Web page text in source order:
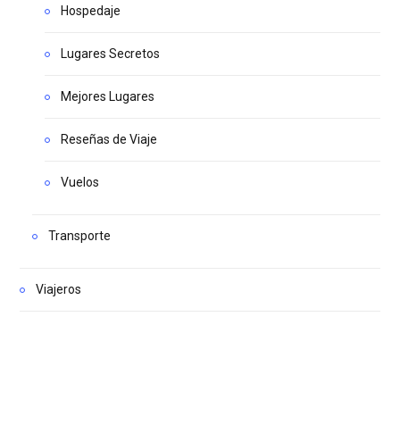
Hospedaje
Lugares Secretos
Mejores Lugares
Reseñas de Viaje
Vuelos
Transporte
Viajeros